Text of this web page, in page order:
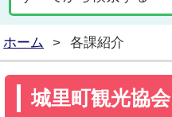
ホーム > 各課紹介
城里町観光協会